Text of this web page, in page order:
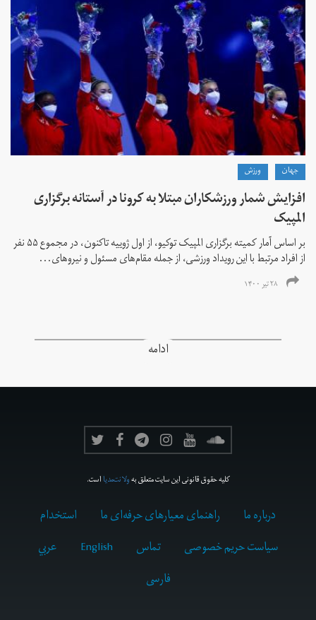
جهان ورزش
افزایش شمار ورزشکاران مبتلا به کرونا در آستانه برگزاری
المپیک
بر اساس آمار کمیته برگزاری المپیک توکیو، از اول ژوییه تاکنون، در مجموع ۵۵ نفر
از افراد مرتبط با این رویداد ورزشی، از جمله مقام‌های مسئول و نیروهای...
۲۸ تیر ۱۴۰۰
ادامه
کلیه حقوق قانونی این سایت متعلق بهولانت‌مدیااست.
درباره ما راهنمای معیارهای حرفه‌ای ما
استخدام
سیاست حریم خصوصی
تماس English
عربي
فارسى